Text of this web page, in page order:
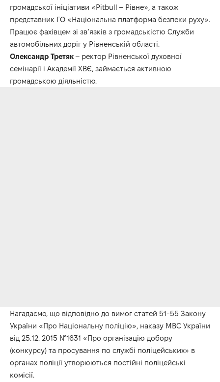
громадської ініціативи «Pitbull – Рівне», а також
представник ГО «Національна платформа безпеки руху».
Працює фахівцем зі зв’язків з громадськістю Служби
автомобільних доріг у Рівненській області.
Олександр Третяк – ректор Рівненської духовної
семінарії і Академії ХВЄ, займається активною
громадською діяльністю.
Нагадаємо, що відповідно до вимог статей 51-55 Закону
України «Про Національну поліцію», наказу МВС України
від 25.12. 2015 №1631 «Про організацію добору
(конкурсу) та просування по службі поліцейських» в
органах поліції утворюються постійні поліцейські
комісії.